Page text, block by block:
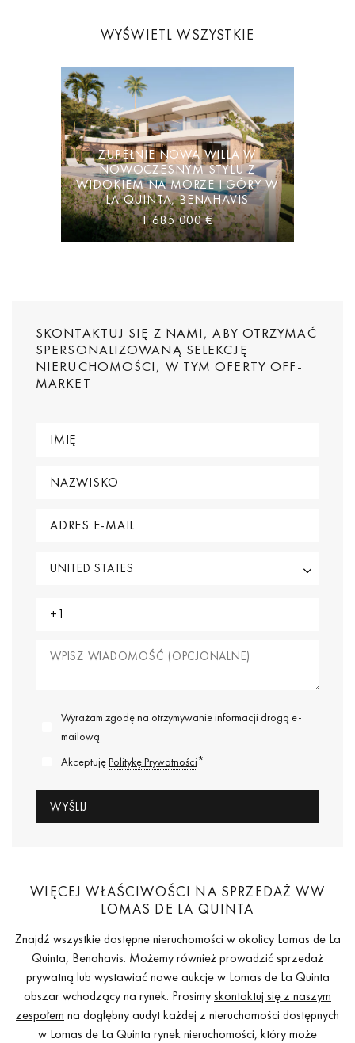
WYŚWIETL WSZYSTKIE
ZUPEŁNIE NOWA WILLA W
NOWOCZESNYM STYLU Z
WIDOKIEM NA MORZE I GÓRY W
LA QUINTA, BENAHAVIS
1 685 000 €
SKONTAKTUJ SIĘ Z NAMI, ABY OTRZYMAĆ
SPERSONALIZOWANĄ SELEKCJĘ
NIERUCHOMOŚCI, W TYM OFERTY OFF-
MARKET
Wyrażam zgodę na otrzymywanie informacji drogą e-
mailową
AkceptujęPolitykę Prywatności*
WIĘCEJ WŁAŚCIWOŚCI NA SPRZEDAŻ WW
LOMAS DE LA QUINTA
Znajdź wszystkie dostępne nieruchomości w okolicy Lomas de La
Quinta, Benahavis. Możemy również prowadzić sprzedaż
prywatną lub wystawiać nowe aukcje w Lomas de La Quinta
obszar wchodzący na rynek. Prosimyskontaktuj się z naszym
zespołem na dogłębny audyt każdej z nieruchomości dostępnych
w Lomas de La Quinta rynek nieruchomości, który może